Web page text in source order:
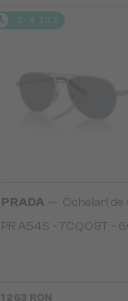
2-4 ZILE
PRADA
Ochelari de
PR A54S - 7CQ09T -
1 263 RON